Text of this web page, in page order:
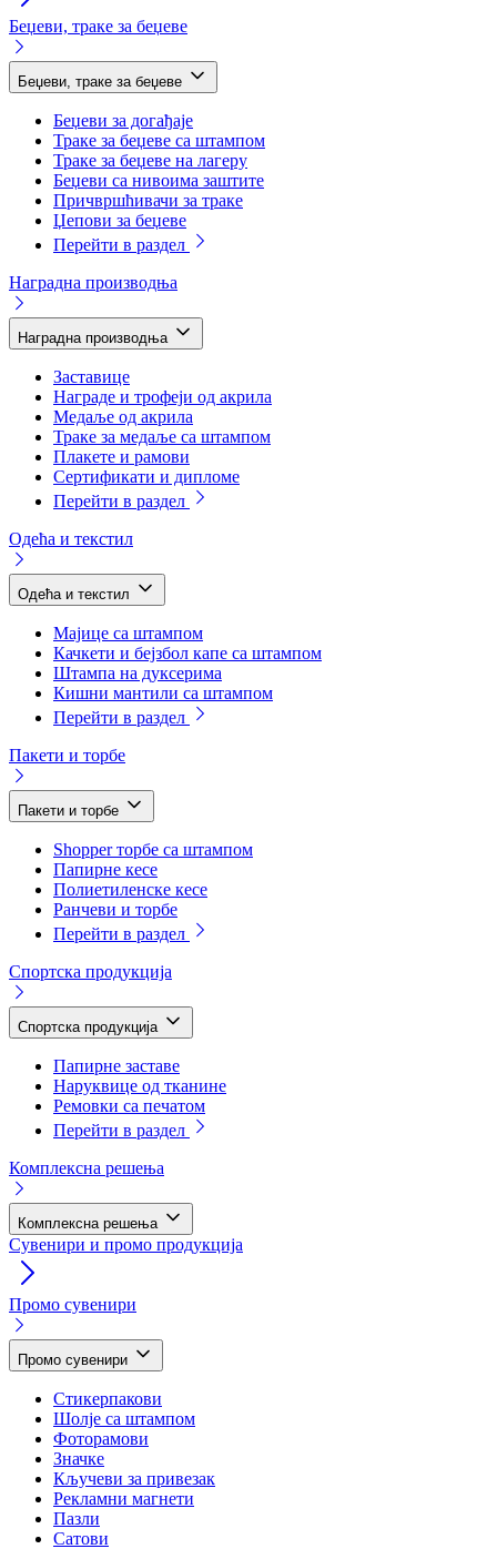
Беџеви, траке за беџеве
Беџеви, траке за беџеве
Беџеви за догађаје
Траке за беџеве са штампом
Траке за беџеве на лагеру
Беџеви са нивоима заштите
Причвршћивачи за траке
Џепови за беџеве
Перейти в раздел
Наградна производња
Наградна производња
Заставице
Награде и трофеји од акрила
Медаље од акрила
Траке за медаље са штампом
Плакете и рамови
Сертификати и дипломе
Перейти в раздел
Одећа и текстил
Одећа и текстил
Мајице са штампом
Качкети и бејзбол капе са штампом
Штампа на дуксерима
Кишни мантили са штампом
Перейти в раздел
Пакети и торбе
Пакети и торбе
Shopper торбе са штампом
Папирне кесе
Полиетиленске кесе
Ранчеви и торбе
Перейти в раздел
Спортска продукција
Спортска продукција
Папирне заставе
Наруквице од тканине
Ремовки са печатом
Перейти в раздел
Комплексна решења
Комплексна решења
Сувенири и промо продукција
Промо сувенири
Промо сувенири
Стикерпакови
Шолје са штампом
Фоторамови
Значке
Кључеви за привезак
Рекламни магнети
Пазли
Сатови